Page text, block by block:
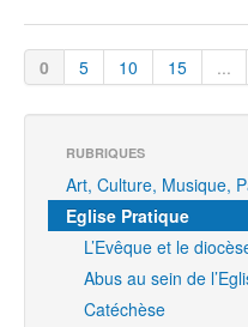
0 5 10 15 ...
RUBRIQUES
Art, Culture, Musique,
Eglise Pratique
L’Evêque et le
Abus au sein de
Catéchèse